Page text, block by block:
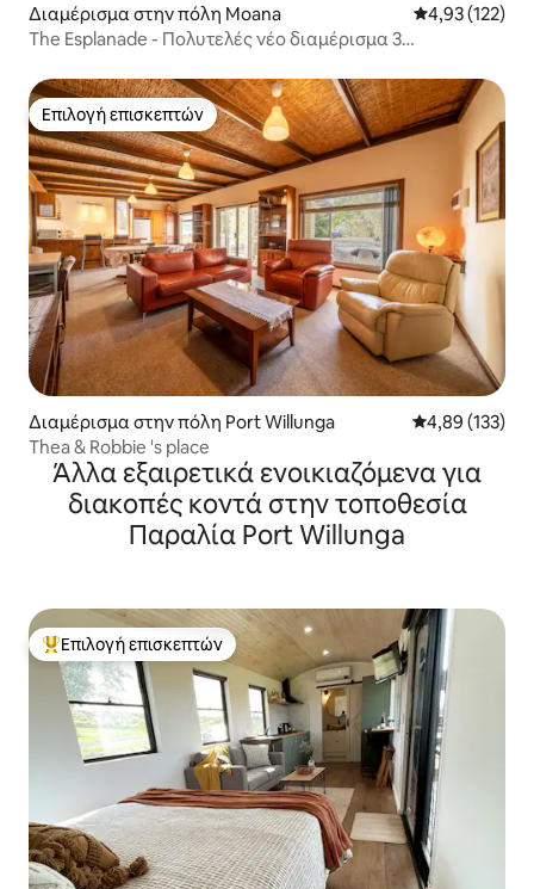
Διαμέρισμα στην πόλη Moana Μέση
4,93 (122)
The Esplanade - Πολυτελές νέο διαμέρισμα 3
Επιλογή επισκεπτών
Επιλογή επισκεπτών
Διαμέρισμα στην πόλη Port Willunga Μέση
4,89 (133)
Thea & Robbie 's place
Άλλα εξαιρετικά ενοικιαζόμενα για
διακοπές κοντά στην τοποθεσία
Παραλία Port Willunga
Κορυφαία επιλογή επισκεπτών
Επιλογή επισκεπτών